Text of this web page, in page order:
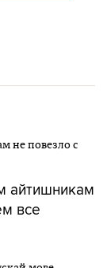
айтишникам
все